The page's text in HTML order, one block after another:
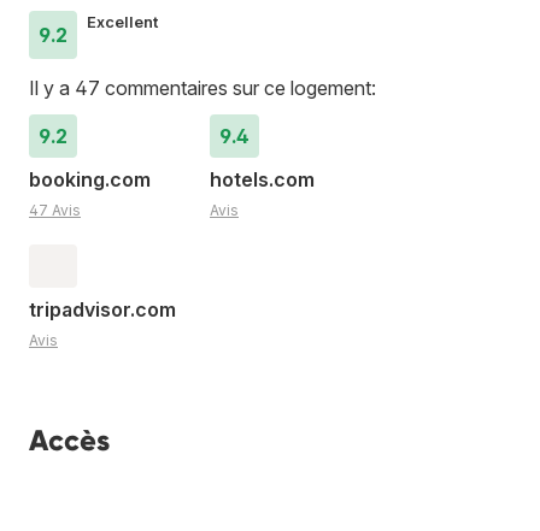
9.2
Excellent
Il y a 47 commentaires sur ce logement:
9.2
booking.com
47 Avis
9.4
hotels.com
Avis
tripadvisor.com
Avis
Accès